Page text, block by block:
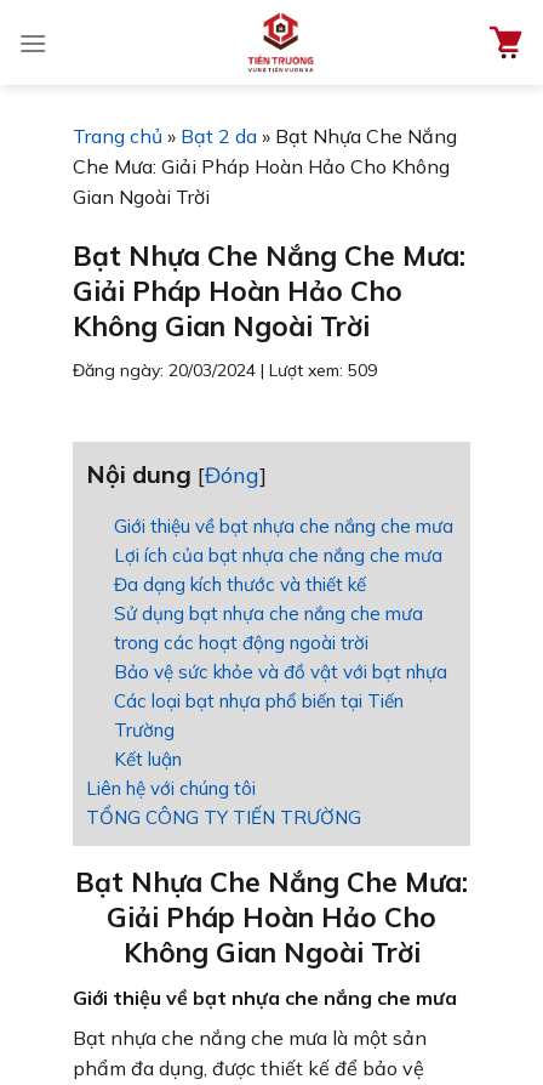
đến
Trang chủ » Bạt 2 da » Bạt Nhựa Che Nắng
Che Mưa: Giải Pháp Hoàn Hảo Cho Không
Gian Ngoài Trời
Bạt Nhựa Che Nắng Che Mưa:
Giải Pháp Hoàn Hảo Cho
Không Gian Ngoài Trời
Đăng ngày: 20/03/2024 | Lượt xem: 509
Nội dung [Đóng]
Giới thiệu về bạt nhựa che nắng che mưa
Lợi ích của bạt nhựa che nắng che mưa
Đa dạng kích thước và thiết kế
Sử dụng bạt nhựa che nắng che mưa
trong các hoạt động ngoài trời
Bảo vệ sức khỏe và đồ vật với bạt nhựa
Các loại bạt nhựa phổ biến tại Tiến
Trường
Kết luận
Liên hệ với chúng tôi
TỔNG CÔNG TY TIẾN TRƯỜNG
Bạt Nhựa Che Nắng Che Mưa:
Giải Pháp Hoàn Hảo Cho
Không Gian Ngoài Trời
Giới thiệu về bạt nhựa che nắng che mưa
Bạt nhựa che nắng che mưa là một sản
phẩm đa dụng, được thiết kế để bảo vệ